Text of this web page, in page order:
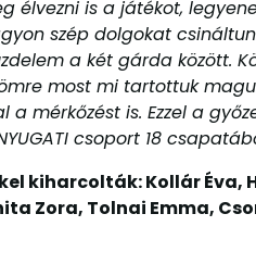
élvezni is a játékot,
szép dolgokat
a két gárda között.
most mi tartottuk
mérkőzést is. Ezzel a
csoport 18
kiharcolták: Kollár
Zora, Tolnai Emma,